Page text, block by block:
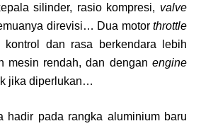
silinder, rasio kompresi, valve
direvisi… Dua motor throttle
kontrol dan rasa berkendara lebih
mesin rendah, dan dengan engine
jika diperlukan…
hadir pada rangka aluminium baru